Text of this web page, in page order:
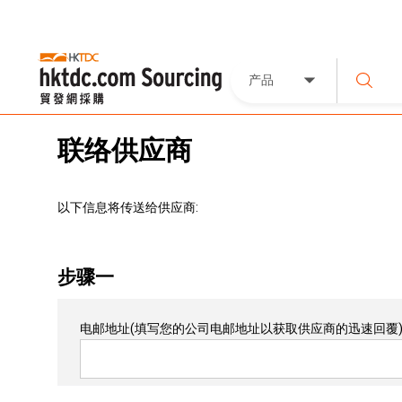
产品
联络供应商
以下信息将传送给供应商:
步骤一
电邮地址(填写您的公司电邮地址以获取供应商的迅速回覆)